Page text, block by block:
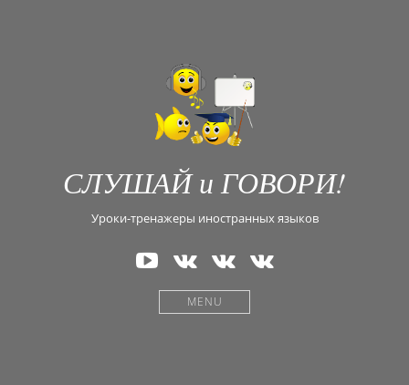
СЛУШАЙ и ГОВОРИ!
Уроки-тренажеры иностранных языков
Наш
канал
на
YouTube
В
Контакте
—
Английский
В
Контакте
—
Испанский
В
Контакте
MENU